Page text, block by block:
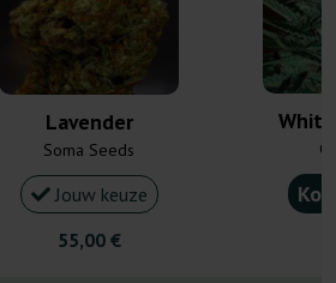
Lavender
Soma Seeds
Jouw keuze
55,00 €